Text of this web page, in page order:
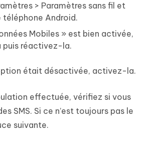
> Paramètres sans fil et
téléphone Android.
Mobiles » est bien activée,
réactivez-la.
était désactivée, activez-la.
effectuée, vérifiez si vous
SMS. Si ce n’est toujours pas le
suivante.